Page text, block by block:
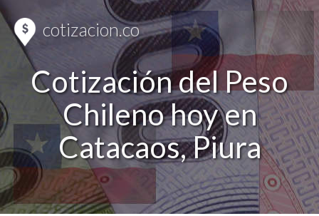
cotizacion.co
Cotización del Peso
Chileno hoy en
Catacaos, Piura